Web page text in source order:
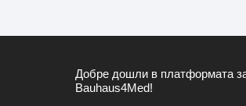
Добре дошли в платформата
Bauhaus4Med!